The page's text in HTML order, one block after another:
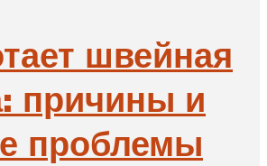
швейная
причины и
проблемы